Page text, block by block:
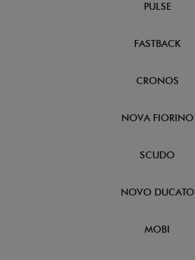
PULSE
FASTBACK
CRONOS
NOVA FIORINO
SCUDO
NOVO DUCATO
MOBI